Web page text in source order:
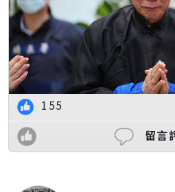
155
留言